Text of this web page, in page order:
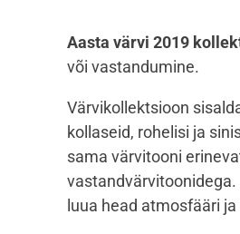
Aasta värvi 2019
või vastandumine.
Värvikollektsioon
kollaseid, rohelisi ja
sama värvitooni
luua head atmosfääri